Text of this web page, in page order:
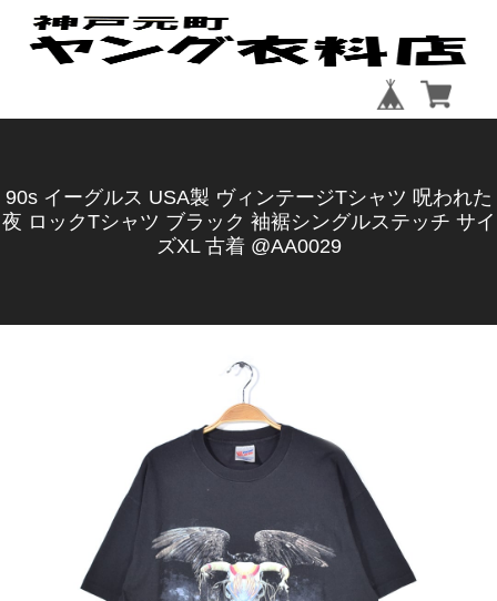
90s イーグルス USA製 ヴィンテージTシャツ 呪われた
夜 ロックTシャツ ブラック 袖裾シングルステッチ サイ
ズXL 古着 @AA0029